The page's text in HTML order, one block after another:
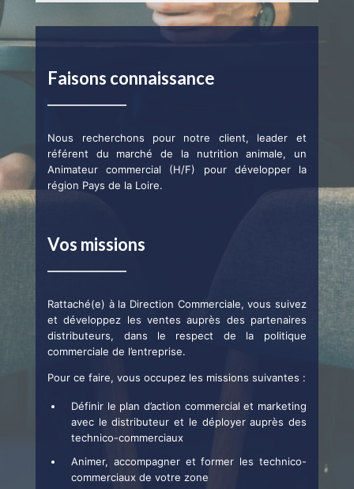
Faisons connaissance
Nous recherchons pour notre client, leader et
référent du marché de la nutrition animale, un
Animateur commercial (H/F) pour développer la
région Pays de la Loire.
Vos missions
Rattaché(e) à la Direction Commerciale, vous suivez
et développez les ventes auprès des partenaires
distributeurs, dans le respect de la politique
commerciale de l’entreprise.
Pour ce faire, vous occupez les missions suivantes :
Définir le plan d’action commercial et marketing
avec le distributeur et le déployer auprès des
technico-commerciaux
Animer, accompagner et former les technico-
commerciaux de votre zone